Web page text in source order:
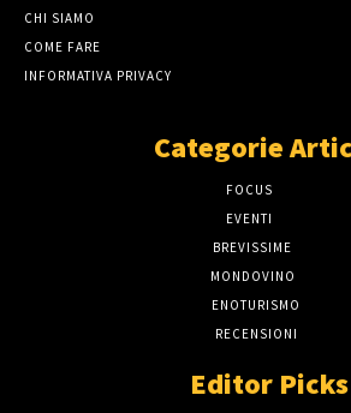
CHI SIAMO
COME FARE
INFORMATIVA PRIVACY
Categorie
FOCUS
EVENTI
BREVISSIME
MONDOVINO
ENOTURISMO
RECENSIONI
Editor Picks